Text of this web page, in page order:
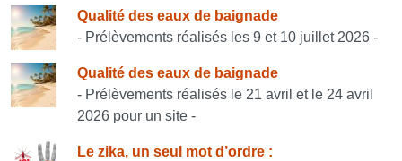
Consulter également
Qualité des eaux de baignade
- Prélèvements réalisés les 9 et 10 juillet 2026 -
Qualité des eaux de baignade
- Prélèvements réalisés le 21 avril et le 24 avril
2026 pour un site -
Le zika, un seul mot d’ordre :